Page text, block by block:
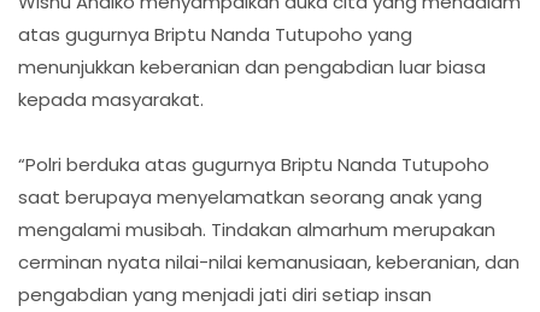
atas gugurnya Briptu Nanda Tutupoho yang
menunjukkan keberanian dan pengabdian luar biasa
kepada masyarakat.
“Polri berduka atas gugurnya Briptu Nanda Tutupoho
saat berupaya menyelamatkan seorang anak yang
mengalami musibah. Tindakan almarhum merupakan
cerminan nyata nilai-nilai kemanusiaan, keberanian, dan
pengabdian yang menjadi jati diri setiap insan